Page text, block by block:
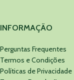
INFORMAÇÃO
Perguntas Frequentes
Termos e Condições
Políticas de Privacidade